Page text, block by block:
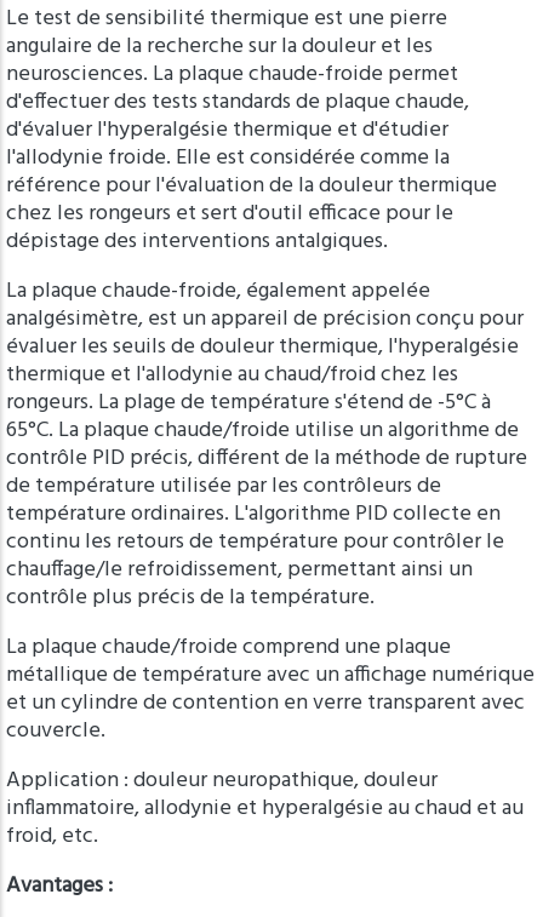
Le test de sensibilité thermique est une pierre
angulaire de la recherche sur la douleur et les
neurosciences. La plaque chaude-froide permet
d'effectuer des tests standards de plaque chaude,
d'évaluer l'hyperalgésie thermique et d'étudier
l'allodynie froide. Elle est considérée comme la
référence pour l'évaluation de la douleur thermique
chez les rongeurs et sert d'outil efficace pour le
dépistage des interventions antalgiques.
La plaque chaude-froide, également appelée
analgésimètre, est un appareil de précision conçu pour
évaluer les seuils de douleur thermique, l'hyperalgésie
thermique et l'allodynie au chaud/froid chez les
rongeurs. La plage de température s'étend de -5°C à
65°C. La plaque chaude/froide utilise un algorithme de
contrôle PID précis, différent de la méthode de rupture
de température utilisée par les contrôleurs de
température ordinaires. L'algorithme PID collecte en
continu les retours de température pour contrôler le
chauffage/le refroidissement, permettant ainsi un
contrôle plus précis de la température.
La plaque chaude/froide comprend une plaque
métallique de température avec un affichage numérique
et un cylindre de contention en verre transparent avec
couvercle.
Application : douleur neuropathique, douleur
inflammatoire, allodynie et hyperalgésie au chaud et au
froid, etc.
Avantages :